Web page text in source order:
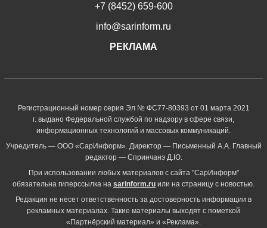
+7 (8452) 659-600
info@sarinform.ru
РЕКЛАМА
Регистрационный номер серия Эл № ФС77-80393 от 01 марта 2021
г. выдано Федеральной службой по надзору в сфере связи,
информационных технологий и массовых коммуникаций.
Учредитель — ООО «СарИнформ». Директор — Письменный А.А. Главный
редактор — Спринчанэ Д.Ю.
При использовании любых материалов с сайта "СарИнформ"
обязательна гиперссылка на sarinform.ru или на страницу с новостью.
Редакция не несет ответственность за достоверность информации в
рекламных материалах. Такие материалы выходят с пометкой
«Партнёрский материал» и «Реклама».